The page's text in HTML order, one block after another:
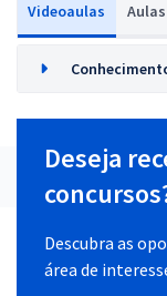
Videoaulas
Deseja
Descubra as
área de